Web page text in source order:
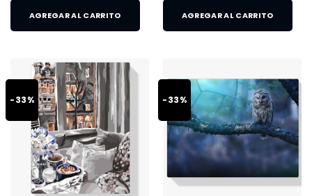
AGREGAR AL CARRITO AGREGAR AL CARRITO
-33% -33%